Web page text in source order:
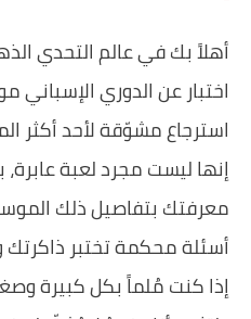
أهلاً بك في عالم التحدي
استرجاع مشوّقة لأحد أكثر
إنها ليست مجرد لعبة
معرفتك بتفاصيل ذلك
أسئلة محكمة تختبر
إذا كنت مُلماً بكل كبيرة